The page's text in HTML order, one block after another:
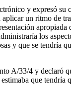
y expresó su
un ritmo de
los
y que se tendría
A/33/4 y declaró
que